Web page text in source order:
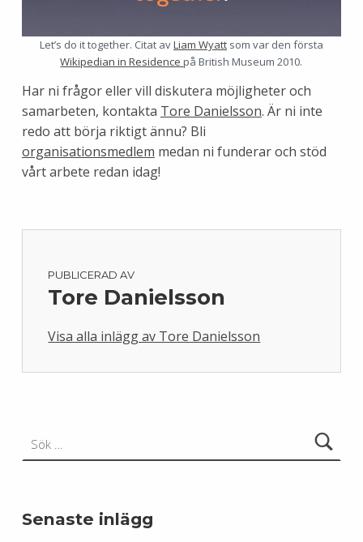
Let’s do it together. Citat avLiam Wyattsom var den första
Wikipedian in Residencepå British Museum 2010.
Har ni frågor eller vill diskutera möjligheter och
samarbeten, kontakta Tore Danielsson. Är ni inte
redo att börja riktigt ännu? Bli
organisationsmedlem medan ni funderar och stöd
vårt arbete redan idag!
PUBLICERAD AV
Tore Danielsson
Visa alla inlägg av Tore Danielsson
Skip back to main navigation
Senaste inlägg